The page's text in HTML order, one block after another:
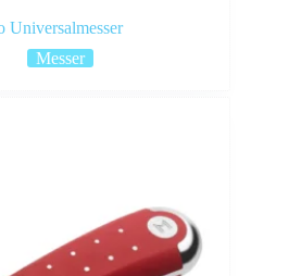
Universalmesser
Messer